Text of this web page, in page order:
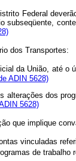
Federal
subseqüente,
dos
da União, até
ADIN 5628)
alterações dos
5628)
que implique
vinculadas
de trabalho